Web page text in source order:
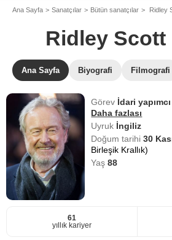
Ana Sayfa Sanatçılar Bütün sanatçılar Ridley
Ridley Scott
Ana Sayfa Biyografi Filmografi
Görev İdari yapımcı
Daha fazlası
Uyruk İngiliz
Doğum tarihi30
Birleşik Krallık)
Yaş88
61
yıllık kariyer